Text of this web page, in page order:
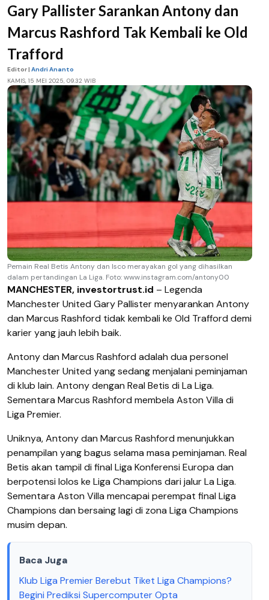
Gary Pallister Sarankan Antony dan
Marcus Rashford Tak Kembali ke Old
Trafford
Editor | Andri Ananto
KAMIS, 15 MEI 2025, 09.32 WIB
Pemain Real Betis Antony dan Isco merayakan gol yang dihasilkan
dalam pertandingan La Liga. Foto: www.instagram.com/antony00
MANCHESTER, investortrust.id – Legenda
Manchester United Gary Pallister menyarankan Antony
dan Marcus Rashford tidak kembali ke Old Trafford demi
karier yang jauh lebih baik.
Antony dan Marcus Rashford adalah dua personel
Manchester United yang sedang menjalani peminjaman
di klub lain. Antony dengan Real Betis di La Liga.
Sementara Marcus Rashford membela Aston Villa di
Liga Premier.
Uniknya, Antony dan Marcus Rashford menunjukkan
penampilan yang bagus selama masa peminjaman. Real
Betis akan tampil di final Liga Konferensi Europa dan
berpotensi lolos ke Liga Champions dari jalur La Liga.
Sementara Aston Villa mencapai perempat final Liga
Champions dan bersaing lagi di zona Liga Champions
musim depan.
Baca Juga
Klub Liga Premier Berebut Tiket Liga Champions?
Begini Prediksi Supercomputer Opta